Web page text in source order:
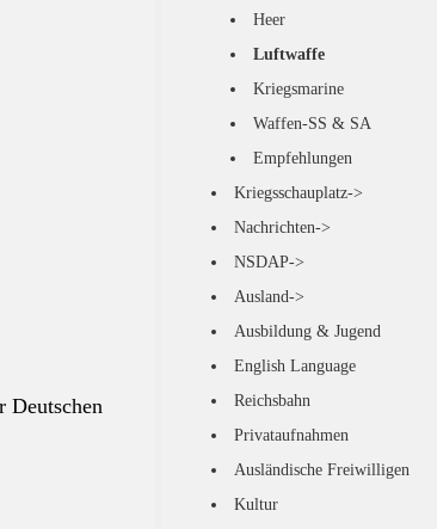
Deutschen
Heer
Luftwaffe
Kriegsmarine
Waffen-SS & SA
Empfehlungen
Kriegsschauplatz->
Nachrichten->
NSDAP->
Ausland->
Ausbildung & Jugend
English Language
Reichsbahn
Privataufnahmen
Ausländische Freiwilligen
Kultur